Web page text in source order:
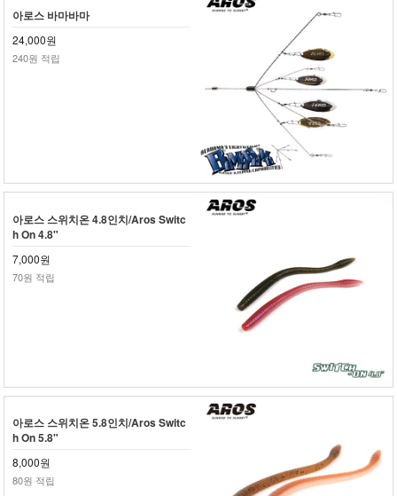
아로스 바마바마
24,000원
240원 적립
아로스 스위치온 4.8인치/Aros Switc
h On 4.8"
7,000원
70원 적립
아로스 스위치온 5.8인치/Aros Switc
h On 5.8"
8,000원
80원 적립